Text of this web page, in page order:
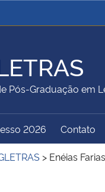
Ministério da Justiça e
Ministério da Educação
Ministério do Turismo
Pós-Graduação em
Sítio2026 Contato
> Enéias